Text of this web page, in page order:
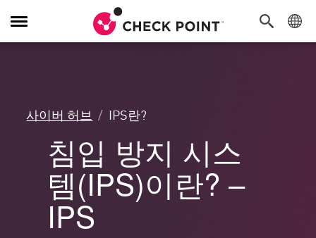
탐
색
사이버 허브 IPS란?
침입 방지 시스
템(IPS)이란? –
IPS